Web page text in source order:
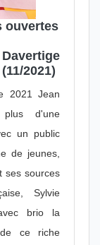
ouvertes
2021)
2021 Jean
d'une
un public
de jeunes,
ses sources
Sylvie
brio la
ce riche